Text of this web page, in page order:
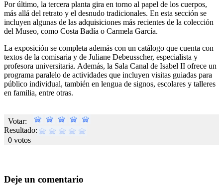
Por último, la tercera planta gira en torno al papel de los cuerpos,
más allá del retrato y el desnudo tradicionales. En esta sección se
incluyen algunas de las adquisiciones más recientes de la colección
del Museo, como Costa Badía o Carmela García.
La exposición se completa además con un catálogo que cuenta con
textos de la comisaria y de Juliane Debeusscher, especialista y
profesora universitaria. Además, la Sala Canal de Isabel II ofrece un
programa paralelo de actividades que incluyen visitas guiadas para
público individual, también en lengua de signos, escolares y talleres
en familia, entre otras.
Votar:
Resultado:
0 votos
Deje un comentario